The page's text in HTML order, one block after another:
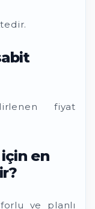
fiyat
için en
ve planlı